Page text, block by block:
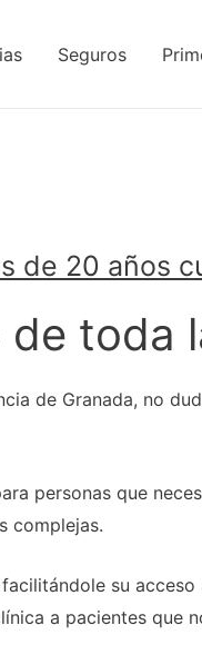
Seguros
de 20 años
toda
de Granada, no
personas que
complejas.
facilitándole su
a pacientes que